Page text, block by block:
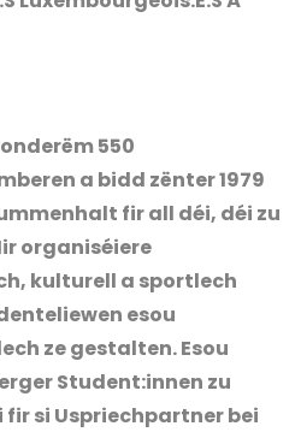
550
a bidd zënter 1979
fir all déi, déi zu
organiséiere
kulturell a sportlech
esou
ze gestalten. Esou
Student:innen zu
fir si Uspriechpartner bei